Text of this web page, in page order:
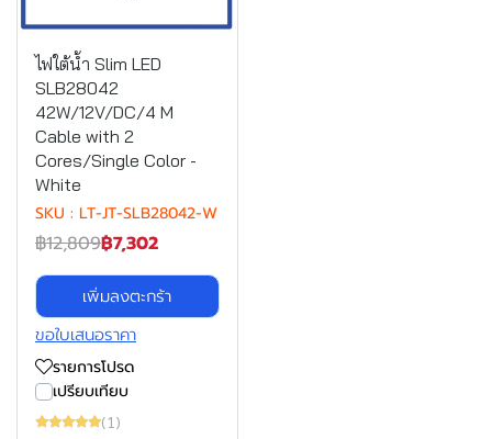
ไฟใต้น้ำ Slim LED
SLB28042
42W/12V/DC/4 M
Cable with 2
Cores/Single Color -
White
SKU : LT-JT-SLB28042-W
฿12,809฿7,302
เพิ่มลงตะกร้า
ขอใบเสนอราคา
รายการโปรด
เปรียบเทียบ
(1)